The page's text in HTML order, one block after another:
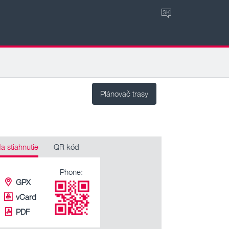
SK
Plánovač trasy
stiahnutie QR kód
GPX
vCard
PDF
Phone: